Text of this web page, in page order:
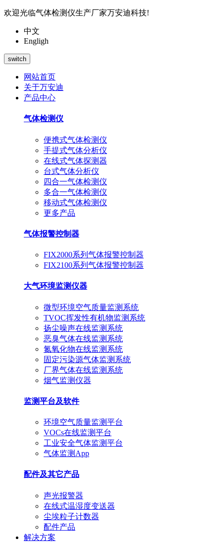
欢迎光临气体检测仪生产厂家万安迪科技!
中文
Engligh
switch
网站首页
关于万安迪
产品中心
气体检测仪
便携式气体检测仪
手提式气体分析仪
在线式气体探测器
台式气体分析仪
四合一气体检测仪
多合一气体检测仪
移动式气体检测仪
更多产品
气体报警控制器
FIX2000系列气体报警控制器
FIX2100系列气体报警控制器
大气环境监测仪器
微型环境空气质量监测系统
TVOC挥发性有机物监测系统
扬尘噪声在线监测系统
恶臭气体在线监测系统
氮氧化物在线监测系统
固定污染源气体监测系统
厂界气体在线监测系统
烟气监测仪器
监测平台及软件
环境空气质量监测平台
VOCs在线监测平台
工业安全气体监测平台
气体监测App
配件及其它产品
声光报警器
在线式温湿度变送器
尘埃粒子计数器
配件产品
解决方案